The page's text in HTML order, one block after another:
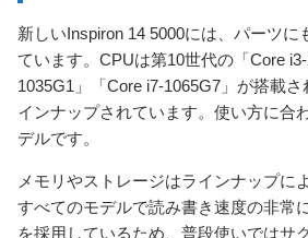
新しいInspiron 14 5000には、パーツに
ています。CPUは第10世代の「Core
1035G1」「Core i7-1065G7」が搭載
インナップされています。使い方に合
デルです。
メモリやストレージはラインナップに
すべてのモデルで読み書き速度の非常
を採用しているため、普段使いではサ